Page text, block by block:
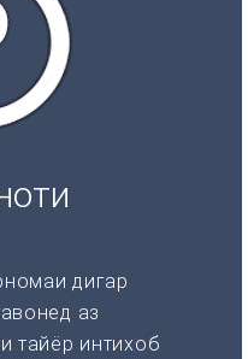
дигар
аз
тайёр интихоб